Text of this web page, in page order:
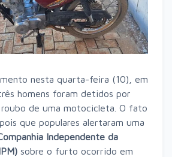
nesta quarta-feira (10), em
três homens foram detidos por
de uma motocicleta. O fato
que populares alertaram uma
Independente da
sobre o furto ocorrido em